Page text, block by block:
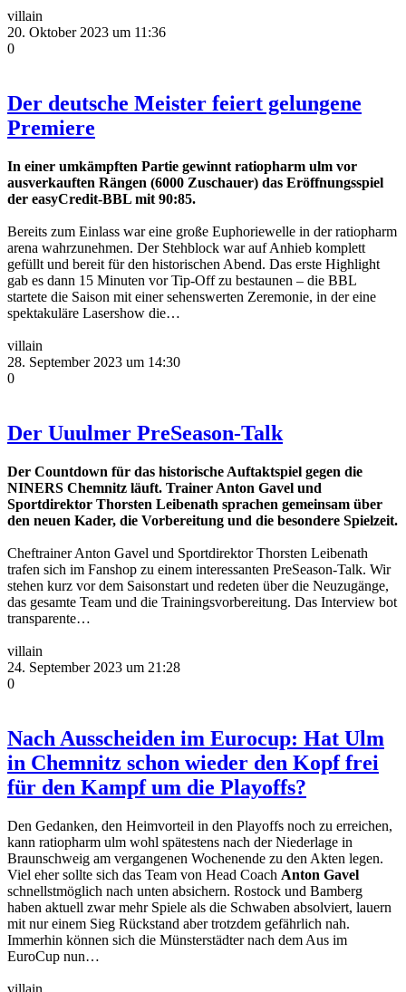
villain
20. Oktober 2023 um 11:36
0
Der deutsche Meister feiert gelungene
Premiere
In einer umkämpften Partie gewinnt ratiopharm ulm vor
ausverkauften Rängen (6000 Zuschauer) das Eröffnungsspiel
der easyCredit-BBL mit 90:85.
Bereits zum Einlass war eine große Euphoriewelle in der ratiopharm
arena wahrzunehmen. Der Stehblock war auf Anhieb komplett
gefüllt und bereit für den historischen Abend. Das erste Highlight
gab es dann 15 Minuten vor Tip-Off zu bestaunen – die BBL
startete die Saison mit einer sehenswerten Zeremonie, in der eine
spektakuläre Lasershow die…
villain
28. September 2023 um 14:30
0
Der Uuulmer PreSeason-Talk
Der Countdown für das historische Auftaktspiel gegen die
NINERS Chemnitz läuft. Trainer Anton Gavel und
Sportdirektor Thorsten Leibenath sprachen gemeinsam über
den neuen Kader, die Vorbereitung und die besondere Spielzeit.
Cheftrainer Anton Gavel und Sportdirektor Thorsten Leibenath
trafen sich im Fanshop zu einem interessanten PreSeason-Talk. Wir
stehen kurz vor dem Saisonstart und redeten über die Neuzugänge,
das gesamte Team und die Trainingsvorbereitung. Das Interview bot
transparente…
villain
24. September 2023 um 21:28
0
Nach Ausscheiden im Eurocup: Hat Ulm
in Chemnitz schon wieder den Kopf frei
für den Kampf um die Playoffs?
Den Gedanken, den Heimvorteil in den Playoffs noch zu erreichen,
kann ratiopharm ulm wohl spätestens nach der Niederlage in
Braunschweig am vergangenen Wochenende zu den Akten legen.
Viel eher sollte sich das Team von Head Coach Anton Gavel
schnellstmöglich nach unten absichern. Rostock und Bamberg
haben aktuell zwar mehr Spiele als die Schwaben absolviert, lauern
mit nur einem Sieg Rückstand aber trotzdem gefährlich nah.
Immerhin können sich die Münsterstädter nach dem Aus im
EuroCup nun…
villain